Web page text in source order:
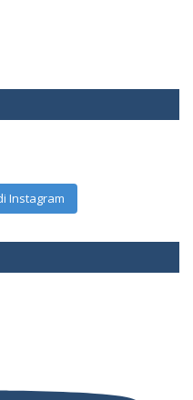
Instagram